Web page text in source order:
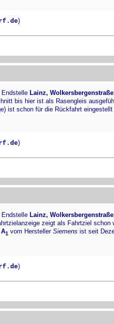
)
Endstelle Lainz, Wolkersbergenstraße
bis hier ist als Rasengleis
ist schon für die Rückfahrt
)
Endstelle Lainz, Wolkersbergenstraße
zeigt als Fahrtziel schon
A1 vom Hersteller Siemens ist seit
)